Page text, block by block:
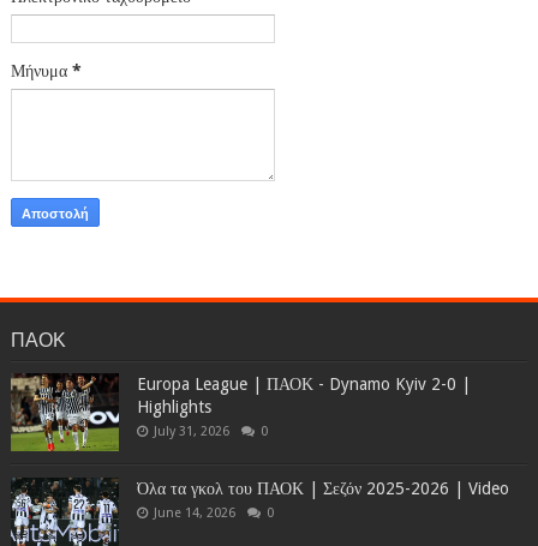
Μήνυμα *
ΠΑΟΚ
Europa League | ΠΑΟΚ - Dynamo Kyiv 2-0 |
Highlights
July 31, 2026 0
Όλα τα γκολ του ΠΑΟΚ | Σεζόν 2025-2026 | Video
June 14, 2026 0